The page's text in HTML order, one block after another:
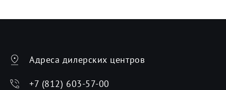
Адреса дилерских центров
+7 (812) 603-57-00